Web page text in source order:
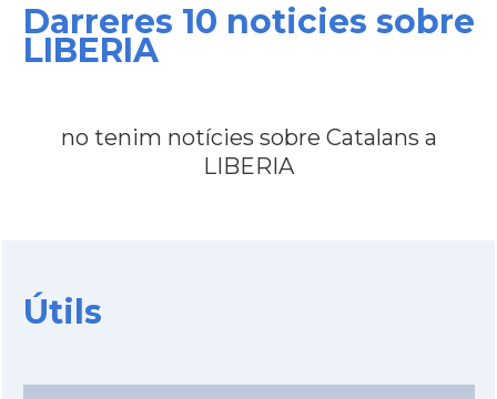
Darreres 10 noticies sobre
LIBERIA
no tenim notícies sobre Catalans a
LIBERIA
Útils